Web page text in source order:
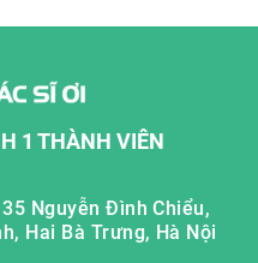
1 THÀNH VIÊN
Nguyễn Đình Chiểu,
Hai Bà Trưng, Hà Nội